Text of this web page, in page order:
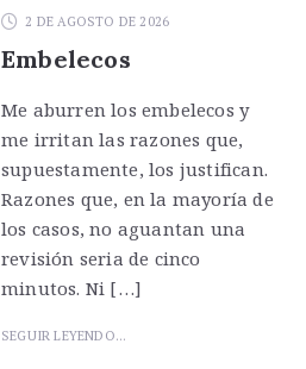
2 DE AGOSTO DE 2026
Embelecos
Me aburren los embelecos y
me irritan las razones que,
supuestamente, los justifican.
Razones que, en la mayoría de
los casos, no aguantan una
revisión seria de cinco
minutos. Ni […]
SEGUIR LEYENDO...